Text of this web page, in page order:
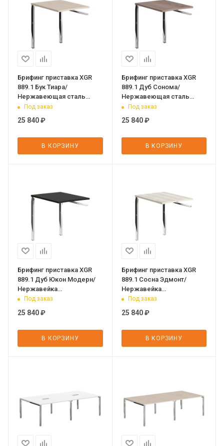
Брифинг приставка XGR
889.1 Бук Тиара/
Нержавеющая сталь
800х600х750 XTEN GLOSS
Под заказ
25 840₽
В КОРЗИНУ
Брифинг приставка XGR
889.1 Дуб Сонома/
Нержавеющая сталь
800х600х750 XTEN GLOSS
Под заказ
25 840₽
В КОРЗИНУ
Брифинг приставка XGR
889.1 Дуб Юкон Модерн/
Нержавейка
полированная 800х600х750
Под заказ
25 840₽
В КОРЗИНУ
Брифинг приставка XGR
889.1 Сосна Эдмонт/
Нержавейка
полированная 800х600х750
Под заказ
25 840₽
В КОРЗИНУ